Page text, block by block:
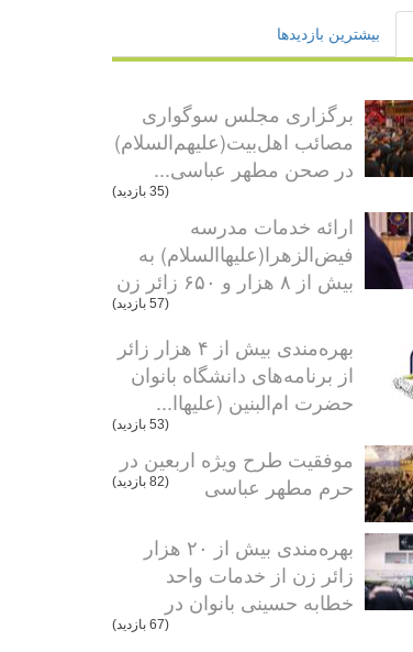
بیشترین بازدیدها
برگزاری مجلس سوگواری
مصائب اهل‌بیت(علیهم‌السلام)
در صحن مطهر عباسی...
(35 بازدید)
ارائه خدمات مدرسه
فیض‌الزهرا(علیهاالسلام) به
بیش از ۸ هزار و ۶۵۰ زائر زن
(57 بازدید)
بهره‌مندی بیش از ۴ هزار زائر
از برنامه‌های دانشگاه بانوان
حضرت ام‌البنین (علیهاا...
(53 بازدید)
موفقیت طرح ویژه اربعین در
حرم مطهر عباسی
(82 بازدید)
بهره‌مندی بیش از ۲۰ هزار
زائر زن از خدمات واحد
خطابه حسینی بانوان در
(67 بازدید)